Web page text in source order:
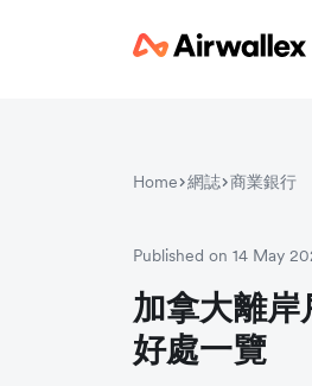
Home 網誌 商業銀行
Published on 14 May
加拿大離岸
好處一覽